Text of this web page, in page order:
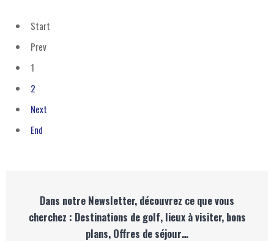
Start
Prev
1
2
Next
End
Dans notre Newsletter, découvrez ce que vous
cherchez : Destinations de golf, lieux à visiter, bons
plans, Offres de séjour…